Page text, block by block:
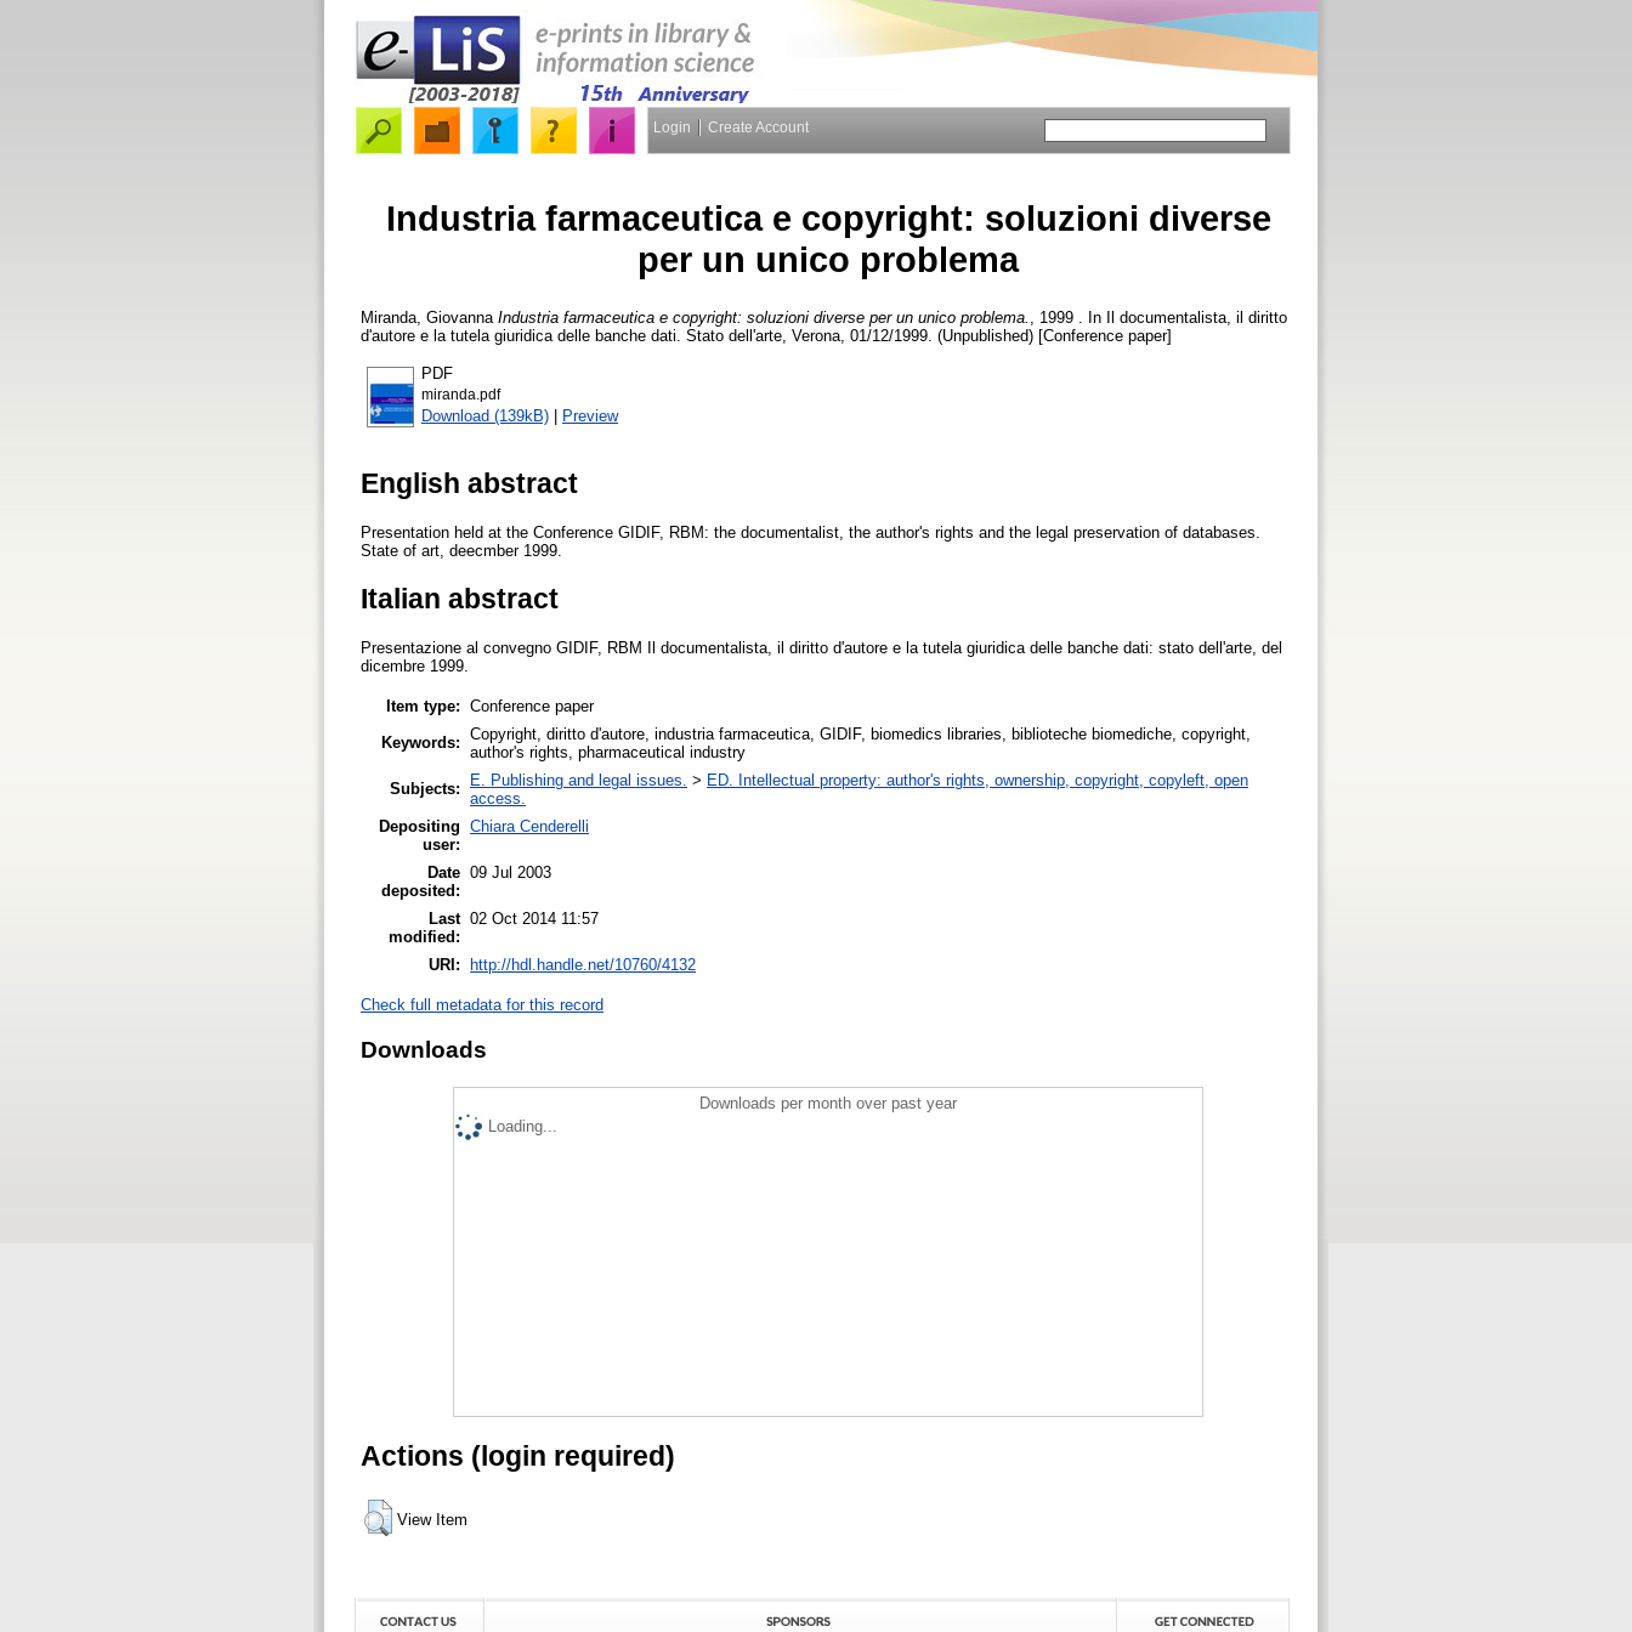
Login Create Account
Industria farmaceutica e copyright: soluzioni diverse
per un unico problema
Miranda, Giovanna Industria farmaceutica e copyright: soluzioni diverse per un unico problema.
, 1999 . In Il documentalista, il diritto
d'autore e la tutela giuridica delle banche dati. Stato dell'arte, Verona, 01/12/1999. (Unpublished) [Conference paper]
PDF
miranda.pdf
Download (139kB) | Preview
English abstract
Presentation held at the Conference GIDIF, RBM: the documentalist, the author's rights and the legal preservation of databases.
State of art, deecmber 1999.
Italian abstract
Presentazione al convegno GIDIF, RBM Il documentalista, il diritto d'autore e la tutela giuridica delle banche dati: stato dell'arte, del
dicembre 1999.
Item type: Conference paper
Keywords: Copyright, diritto d'autore, industria farmaceutica, GIDIF, biomedics libraries, biblioteche biomediche, copyright,
author's rights, pharmaceutical industry
Subjects:
E. Publishing and legal issues. > ED. Intellectual property: author's rights, ownership, copyright, copyleft, open
access.
Depositing
user:
Chiara Cenderelli
Date
deposited:
09 Jul 2003
Last
modified:
02 Oct 2014 11:57
URI: http://hdl.handle.net/10760/4132
Check full metadata for this record
Downloads
Downloads per month over past year
Loading...
Actions (login required)
View Item